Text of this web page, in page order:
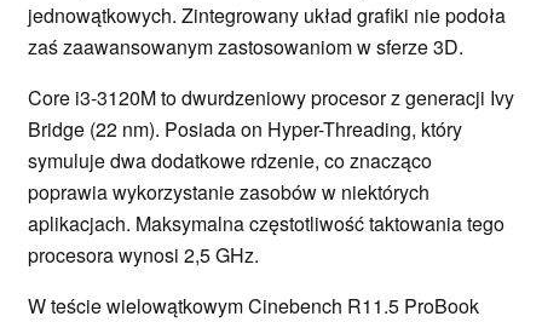
jednowątkowych. Zintegrowany układ grafiki nie podoła
zaś zaawansowanym zastosowaniom w sferze 3D.
Core i3-3120M to dwurdzeniowy procesor z generacji Ivy
Bridge (22 nm). Posiada on Hyper-Threading, który
symuluje dwa dodatkowe rdzenie, co znacząco
poprawia wykorzystanie zasobów w niektórych
aplikacjach. Maksymalna częstotliwość taktowania tego
procesora wynosi 2,5 GHz.
W teście wielowątkowym Cinebench R11.5 ProBook